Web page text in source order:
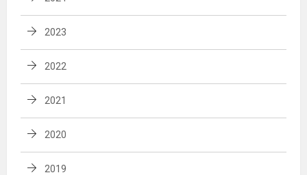
2023
2022
2021
2020
2019